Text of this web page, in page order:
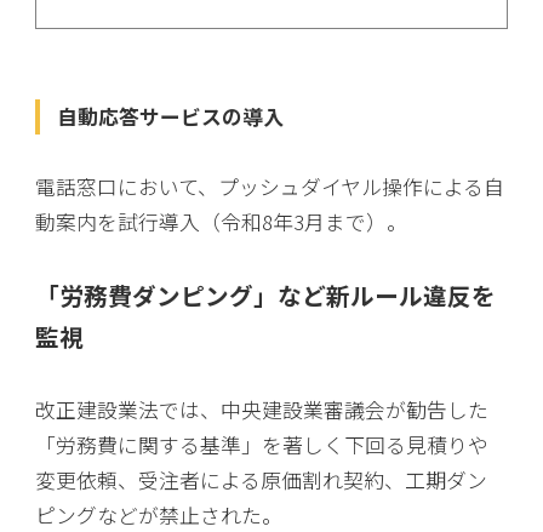
自動応答サービスの導入
電話窓口において、プッシュダイヤル操作による自
動案内を試行導入（令和8年3月まで）。
「労務費ダンピング」など新ルール違反を
監視
改正建設業法では、中央建設業審議会が勧告した
「労務費に関する基準」を著しく下回る見積りや
変更依頼、受注者による原価割れ契約、工期ダン
ピングなどが禁止された。